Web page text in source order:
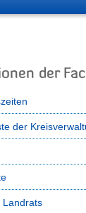
der
der
Landrats